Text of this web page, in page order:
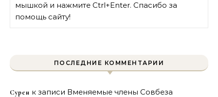
мышкой и нажмите Ctrl+Enter. Спасибо за
помощь сайту!
ПОСЛЕДНИЕ КОММЕНТАРИИ
Сурен к записи Вменяемые члены Совбеза